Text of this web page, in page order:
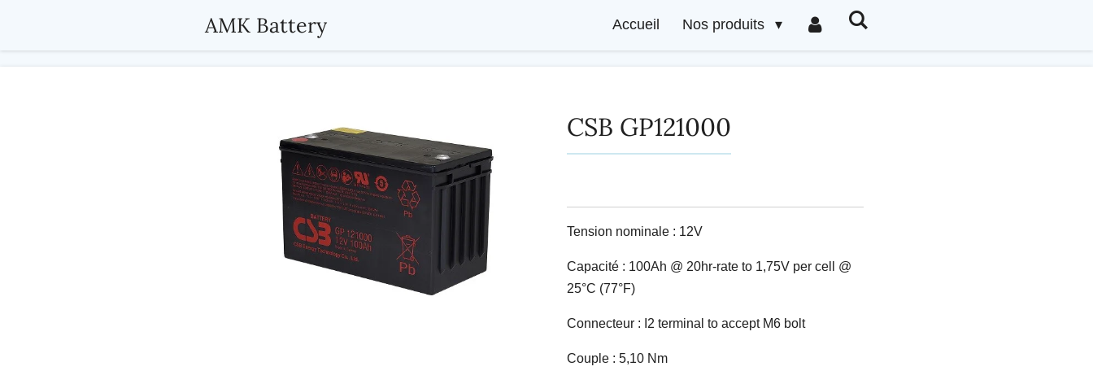
AMK Battery Accueil Nos produits
CSB GP121000
Tension nominale : 12V
Capacité : 100Ah @ 20hr-rate to 1,75V per cell @
25°C (77°F)
Connecteur : I2 terminal to accept M6 bolt
Couple : 5,10 Nm